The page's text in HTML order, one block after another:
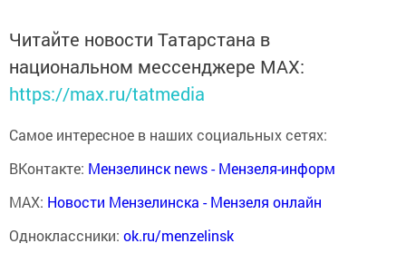
Читайте новости Татарстана в
национальном мессенджере MАХ:
https://max.ru/tatmedia
Самое интересное в наших социальных сетях:
ВКонтакте: Мензелинск news - Мензеля-информ
MAX: Новости Мензелинска - Мензеля онлайн
Одноклассники: ok.ru/menzelinsk